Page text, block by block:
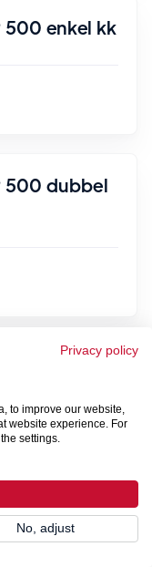
500 enkel kk
500 dubbel
Privacy policy
to improve our website,
website experience. For
settings.
No, adjust